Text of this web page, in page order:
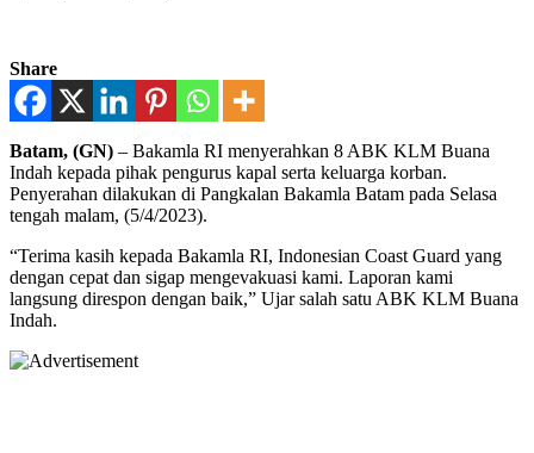
Share
Batam, (GN) – Bakamla RI menyerahkan 8 ABK KLM Buana
Indah kepada pihak pengurus kapal serta keluarga korban.
Penyerahan dilakukan di Pangkalan Bakamla Batam pada Selasa
tengah malam, (5/4/2023).
“Terima kasih kepada Bakamla RI, Indonesian Coast Guard yang
dengan cepat dan sigap mengevakuasi kami. Laporan kami
langsung direspon dengan baik,” Ujar salah satu ABK KLM Buana
Indah.